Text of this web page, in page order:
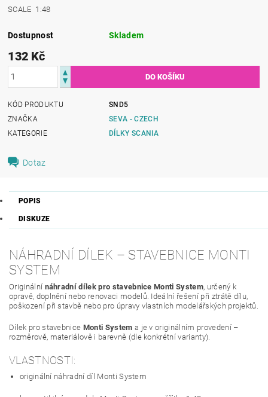
SCALE 1:48
Dostupnost Skladem
132 Kč
KÓD PRODUKTU
SND5
ZNAČKA
SEVA - CZECH
KATEGORIE
DÍLKY SCANIA
Dotaz
POPIS
DISKUZE
NÁHRADNÍ DÍLEK – STAVEBNICE MONTI
SYSTEM
Originální náhradní dílek pro stavebnice Monti System, určený k
opravě, doplnění nebo renovaci modelů. Ideální řešení při ztrátě dílu,
poškození při stavbě nebo pro úpravy vlastních modelářských projektů.
Dílek pro stavebnice Monti System a je v originálním provedení –
rozměrově, materiálově i barevně (dle konkrétní varianty).
VLASTNOSTI:
originální náhradní díl Monti System